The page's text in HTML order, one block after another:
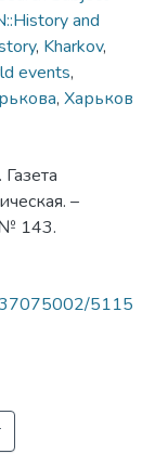
and
, Kharkov,
events,
, Харьков
–
143.
5115